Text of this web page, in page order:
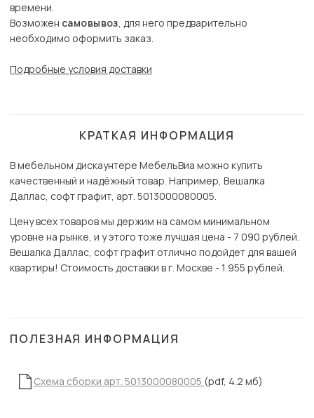
времени.
Возможен самовывоз, для него предварительно
необходимо оформить заказ.
Подробные условия доставки
КРАТКАЯ ИНФОРМАЦИЯ
В мебельном дискаунтере МебельВиа можно купить
качественный и надёжный товар. Например, Вешалка
Даллас, софт графит, арт. 5013000080005.
Цену всех товаров мы держим на самом минимальном
уровне на рынке, и у этого тоже лучшая цена - 7 090 рублей.
Вешалка Даллас, софт графит отлично подойдет для вашей
квартиры! Стоимость доставки в г. Москве - 1 955 рублей.
ПОЛЕЗНАЯ ИНФОРМАЦИЯ
Схема сборки арт. 5013000080005 (pdf, 4.2 мб)